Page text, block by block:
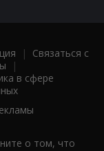
| Связаться с
|
в сфере
о том, что